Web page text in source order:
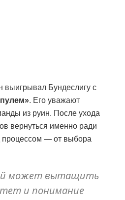
выигрывал Бундеслигу с
. Его уважают
из руин. После ухода
вернуться именно ради
процессом — от выбора
может вытащить
и понимание